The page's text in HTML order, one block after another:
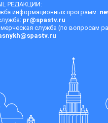
РЕДАКЦИИ:
информационных программ:
pr@spastv.ru
служба (по вопросам